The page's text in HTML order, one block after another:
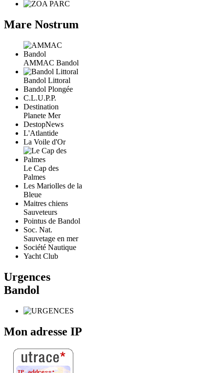
Mare Nostrum
AMMAC Bandol
Bandol Littoral
Bandol Plongée
C.L.U.P.P.
Destination
Planete Mer
DestopNews
L'Atlantide
La Voile d'Or
Le Cap des
Palmes
Les Mariolles de la
Bleue
Maitres chiens
Sauveteurs
Pointus de Bandol
Soc. Nat.
Sauvetage en mer
Société Nautique
Yacht Club
Urgences
Bandol
Mon adresse IP